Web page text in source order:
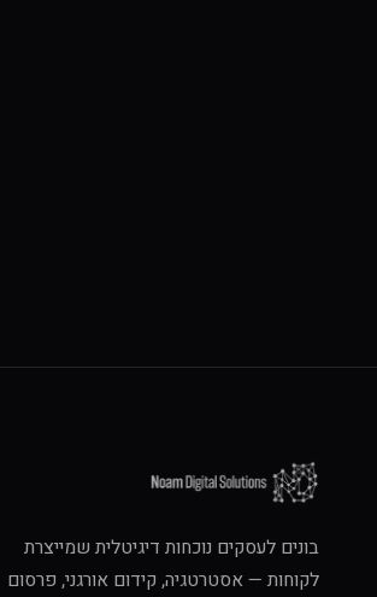
בונים לעסקים נוכחות דיגיטלית שמייצרת
לקוחות — אסטרטגיה, קידום אורגני, פרסום